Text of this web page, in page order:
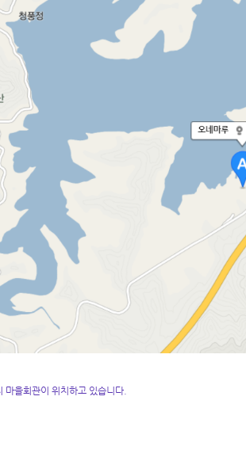
을회관이 위치하고 있습니다.